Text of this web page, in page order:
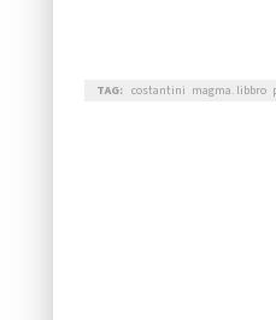
TAG: costantini magma. libbro